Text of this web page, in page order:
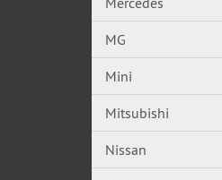
MG
Mini
Mitsubishi
Nissan